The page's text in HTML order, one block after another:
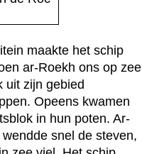
maakte het schip
ar-Roekh ons op zee
uit zijn gebied
Opeens kwamen
in hun poten. Ar-
snel de steven,